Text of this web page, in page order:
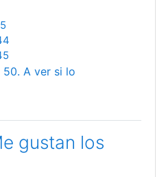
50. A ver si lo
gustan los